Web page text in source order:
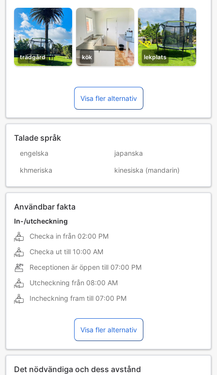
trädgård kök lekplats
Visa fler alternativ
Talade språk
engelska japanska
khmeriska kinesiska (mandarin)
Användbar fakta
In-/utcheckning
Checka in från 02:00 PM
Checka ut till 10:00 AM
Receptionen är öppen till 07:00 PM
Utcheckning från 08:00 AM
Incheckning fram till 07:00 PM
Visa fler alternativ
Det nödvändiga och dess avstånd